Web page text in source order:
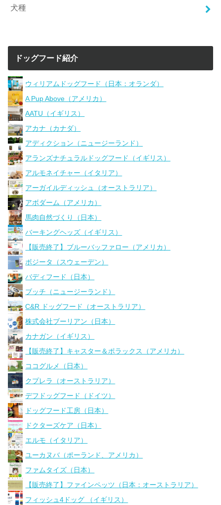
犬種
ドッグフード紹介
ウィリアムドッグフード（日本：オランダ）
A Pup Above（アメリカ）
AATU（イギリス）
アカナ（カナダ）
アディクション（ニュージーランド）
アランズナチュラルドッグフード（イギリス）
アルモネイチャー（イタリア）
アーガイルディッシュ（オーストラリア）
アボダーム（アメリカ）
馬肉自然づくり（日本）
バーキングヘッズ（イギリス）
【販売終了】ブルーバッファロー（アメリカ）
ボジータ（スウェーデン）
バディフード（日本）
ブッチ（ニュージーランド）
C&R ドッグフード（オーストラリア）
株式会社ブーリアン（日本）
カナガン（イギリス）
【販売終了】キャスター＆ポラックス（アメリカ）
ココグルメ（日本）
クプレラ（オーストラリア）
デフドッグフード（ドイツ）
ドッグフード工房（日本）
ドクターズケア（日本）
エルモ（イタリア）
ユーカヌバ（ポーランド、アメリカ）
ファムタイズ（日本）
【販売終了】ファインペッツ（日本：オーストラリア）
フィッシュ4ドッグ （イギリス）